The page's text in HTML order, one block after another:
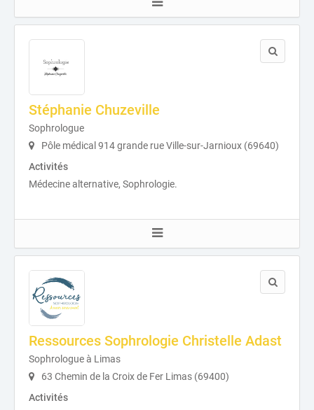
Stéphanie Chuzeville
Sophrologue
Pôle médical 914 grande rue Ville-sur-Jarnioux (69640)
Activités
Médecine alternative, Sophrologie.
Ressources Sophrologie Christelle Adast
Sophrologue à Limas
63 Chemin de la Croix de Fer Limas (69400)
Activités